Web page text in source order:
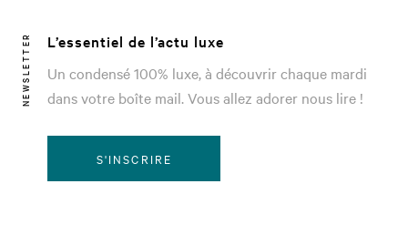
NEWSLETTER
L’essentiel de l’actu luxe
Un condensé 100% luxe, à découvrir chaque mardi
dans votre boîte mail. Vous allez adorer nous lire !
S'INSCRIRE